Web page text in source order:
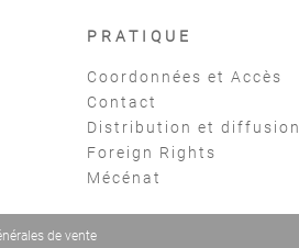
PRATIQUE
Coordonnées et Accès
Contact
Distribution et diffusion
Foreign Rights
Mécénat
de vente